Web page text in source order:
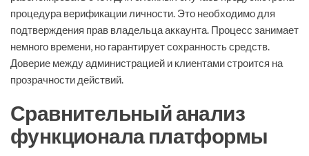
процедура верификации личности. Это необходимо для
подтверждения прав владельца аккаунта. Процесс занимает
немного времени, но гарантирует сохранность средств.
Доверие между администрацией и клиентами строится на
прозрачности действий.
Сравнительный анализ
функционала платформы